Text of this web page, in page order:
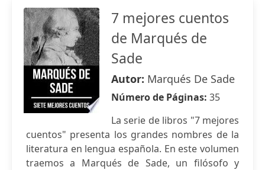
7 mejores cuentos
de Marqués de
Sade
Autor: Marqués De Sade
Número de Páginas: 35
La serie de libros "7 mejores
cuentos" presenta los grandes nombres de la
literatura en lengua española. En este volumen
traemos a Marqués de Sade, un filósofo y